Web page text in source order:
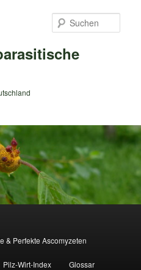
& Perfekte Ascomyzeten
Pilz-Wirt-Index Glossar